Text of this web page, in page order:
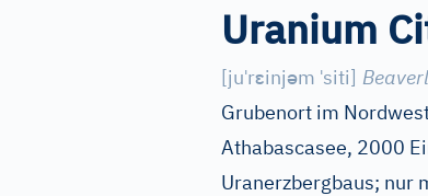
Uranium
[juˈrɛinjəm ˈsiti]
Grubenort im
Athabascasee, 2000
Uranerzbergbaus; nur